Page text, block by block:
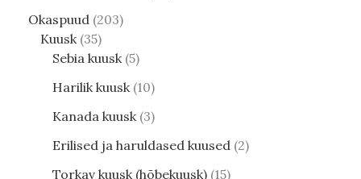
Okaspuud 203
Kuusk 35
Sebia kuusk 5
Harilik kuusk 10
Kanada kuusk 3
Erilised ja haruldased kuused 2
Torkav kuusk (hõbekuusk) 15